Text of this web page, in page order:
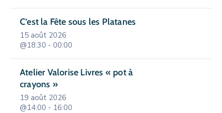
C’est la Fête sous les Platanes
15 août 2026
@18:30 - 00:00
Atelier Valorise Livres « pot à
crayons »
19 août 2026
@14:00 - 16:00